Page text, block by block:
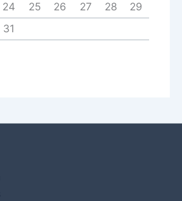
24 25 26 27 28
29
31